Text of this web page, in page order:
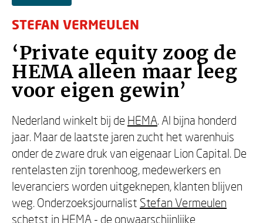
STEFAN VERMEULEN
‘Private equity zoog de
HEMA alleen maar leeg
voor eigen gewin’
Nederland winkelt bij de HEMA. Al bijna honderd
jaar. Maar de laatste jaren zucht het warenhuis
onder de zware druk van eigenaar Lion Capital. De
rentelasten zijn torenhoog, medewerkers en
leveranciers worden uitgeknepen, klanten blijven
weg. Onderzoeksjournalist Stefan Vermeulen
schetst in HEMA - de onwaarschijnlijke